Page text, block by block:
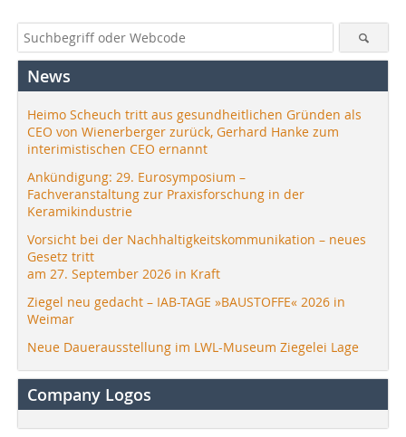
News
Heimo Scheuch tritt aus gesundheitlichen Gründen als
CEO von Wienerberger zurück, Gerhard Hanke zum
interimistischen CEO ernannt
Ankündigung: 29. Eurosymposium –
Fachveranstaltung zur Praxisforschung in der
Keramikindustrie
Vorsicht bei der Nachhaltigkeitskommunikation – neues
Gesetz tritt
am 27. September 2026 in Kraft
Ziegel neu gedacht – IAB-TAGE »BAUSTOFFE« 2026 in
Weimar
Neue Dauerausstellung im LWL-Museum Ziegelei Lage
Company Logos